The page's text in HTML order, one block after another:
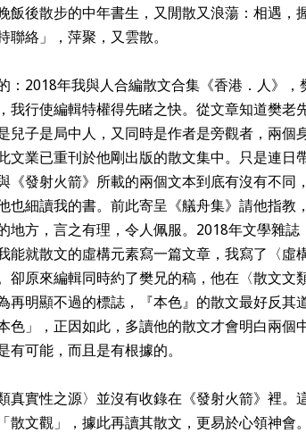
飯後散步的中年書生，又閒散又浪蕩：相遇，
絡」，萍聚，又雲散。
：2018年我與人合編散文合集《香港．人》，
我行使編輯特權得先睹之快。從文章知道樊老
兒子是局中人，又同時是作者是旁觀者，兩個
文業已重刊於他剛出版的散文集中。只是連日
《發射火箭》所載的兩個文本到底有沒有不
也細讀我的書。前此寄呈《艤舟集》請他指教
地方，言之有理，令人佩服。2018年文學雜誌
能就散文的虛構元素寫一篇文章，我寫了〈虛
卻原來編輯同時約了樊兄的稿，他在〈散文文
再明顯不過的標誌，『本色』的散文最好反其
色」，正因如此，多讀他的散文才會明白兩個
有可能，而且是有根據的。
真實性之源〉並沒有收錄在《發射火箭》裡。
散文觀」，據此再讀其散文，更易於心領神會